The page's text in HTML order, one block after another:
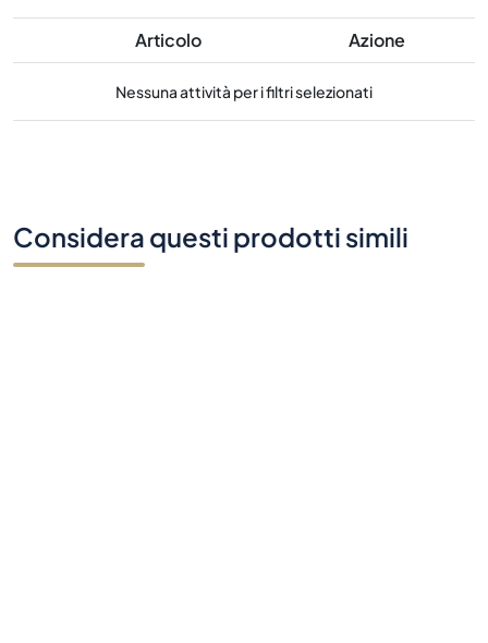
Articolo Azione
Nessuna attività per i filtri selezionati
Considera questi prodotti simili